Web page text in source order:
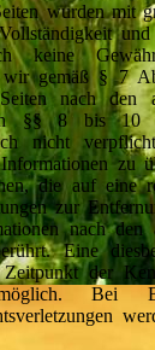
wurden mit
keine
wir gemäß § 7
nach den
§§ 8 bis
nicht
zu
die auf eine
zur
nach den
Eine
der
möglich. Bei